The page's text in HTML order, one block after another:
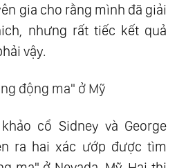
gia cho rằng mình đã giải
nhưng rất tiếc kết quả
vậy.
động ma" ở Mỹ
cổ Sidney và George
ra hai xác ướp được tìm